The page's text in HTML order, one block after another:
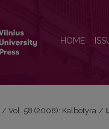
HOME
/ Vol. 58 (2008): Kalbotyra /